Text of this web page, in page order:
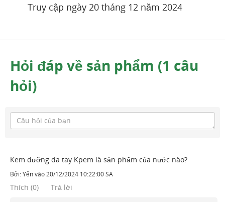
Truy cập ngày 20 tháng 12 năm 2024
Hỏi đáp về sản phẩm (1 câu
hỏi)
Kem dưỡng da tay Kpem là sản phẩm của nước nào?
Bởi:Yếnvào20/12/2024 10:22:00 SA
Thích (0) Trả lời